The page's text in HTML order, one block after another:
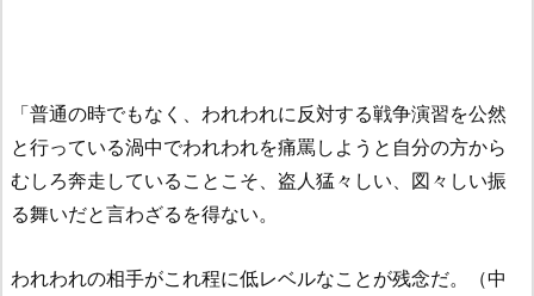
「普通の時でもなく、われわれに反対する戦争演習を公然
と行っている渦中でわれわれを痛罵しようと自分の方から
むしろ奔走していることこそ、盗人猛々しい、図々しい振
る舞いだと言わざるを得ない。
われわれの相手がこれ程に低レベルなことが残念だ。（中